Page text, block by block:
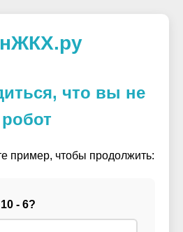
что вы не
робот
пример, чтобы продолжить:
- 6?